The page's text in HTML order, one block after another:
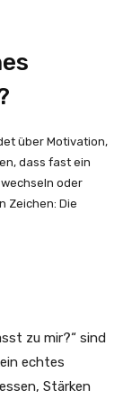
über Motivation,
dass fast ein
oder
Zeichen: Die
zu mir?“ sind
echtes
Stärken